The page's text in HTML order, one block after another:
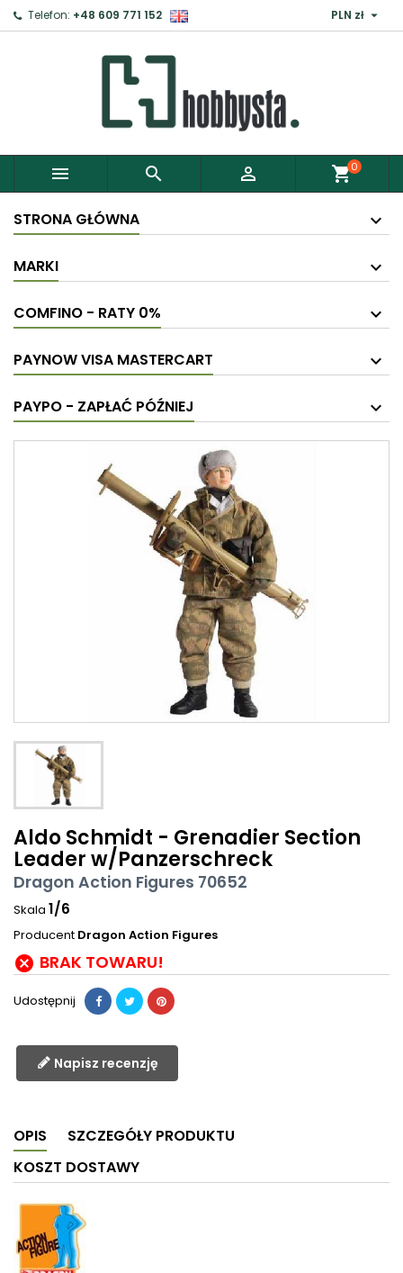
Telefon: +48 609 771 152 PLN zł 
   shopping_cart0
STRONA GŁÓWNA
MARKI
COMFINO - RATY 0%
PAYNOW VISA MASTERCART
PAYPO - ZAPŁAĆ PÓŹNIEJ
Aldo Schmidt - Grenadier Section
Leader w/Panzerschreck
Dragon Action Figures 70652
Skala 1/6
Producent Dragon Action Figures
 BRAK TOWARU!
Udostępnij
Napisz recenzję
OPIS
SZCZEGÓŁY PRODUKTU
KOSZT DOSTAWY